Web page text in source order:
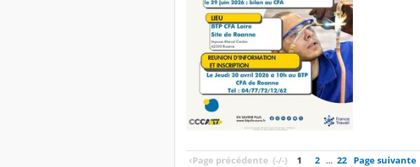
‹Page précédente (-/-) 1 2 … 22 Page suivante